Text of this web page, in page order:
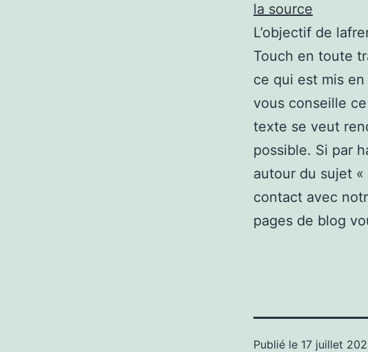
la source
L’objectif de
Touch en toute
ce qui est mis
vous conseille
texte se veut
possible. Si par
autour du sujet
contact avec
pages de blog
Publié le 17 juillet